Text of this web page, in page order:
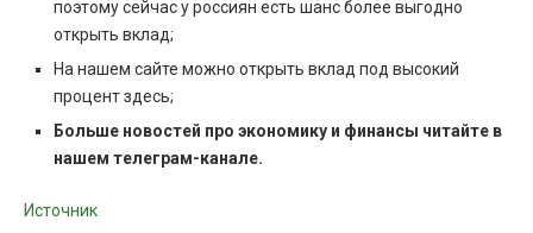
поэтому сейчас у россиян есть шанс более выгодно
открыть вклад;
На нашем сайте можно открыть вклад под высокий
процент здесь;
Больше новостей про экономику и финансы читайте в
нашем телеграм-канале.
Источник